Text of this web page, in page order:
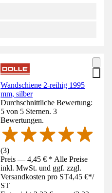
Wandschiene 2-reihig 1995
mm, silber
Durchschnittliche Bewertung:
5 von 5 Sternen. 3
Bewertungen.
(3)
Preis — 4,45 € * Alle Preise
inkl. MwSt. und ggf. zzgl.
Versandkosten pro ST4,45 €*/
ST